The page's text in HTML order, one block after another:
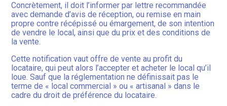
Concrètement, il doit l’informer par lettre recommandée
avec demande d’avis de réception, ou remise en main
propre contre récépissé ou émargement, de son intention
de vendre le local, ainsi que du prix et des conditions de
la vente.
Cette notification vaut offre de vente au profit du
locataire, qui peut alors l’accepter et acheter le local qu’il
loue. Sauf que la réglementation ne définissait pas le
terme de « local commercial » ou « artisanal » dans le
cadre du droit de préférence du locataire.